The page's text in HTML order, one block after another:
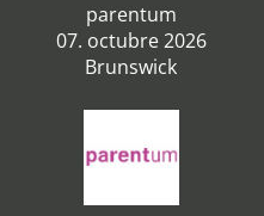
parentum
07. octubre 2026
Brunswick